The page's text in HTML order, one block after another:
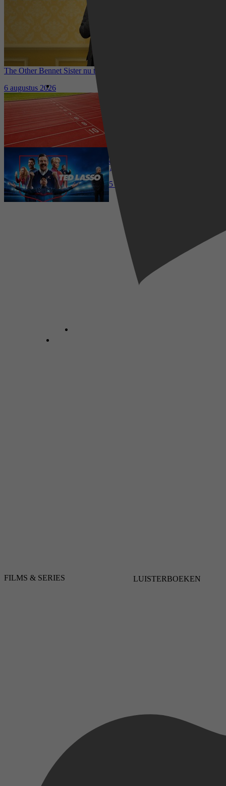
The Other Bennet Sister nu te zien op HBO Max: romantisch
kostuumdrama krijgt lovende recensies
6 augustus 2026
eerste aflevering nu te zien op
Apple TV+
5 augustus 2026
FILMS & SERIES LUISTERBOEKEN